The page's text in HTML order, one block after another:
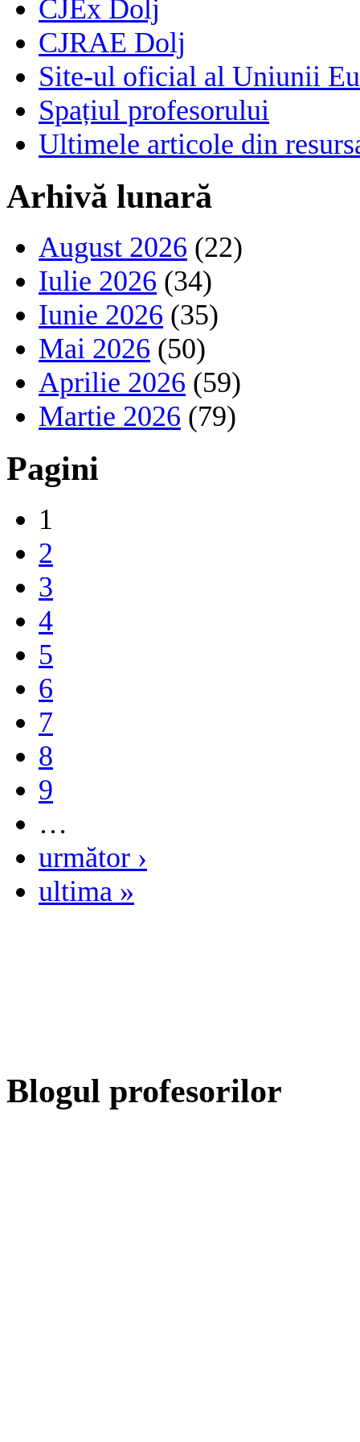
CJEx Dolj
CJRAE Dolj
Site-ul oficial al Uniunii
Spațiul profesorului
Ultimele articole din
Arhivă lunară
August 2026 (22)
Iulie 2026 (34)
Iunie 2026 (35)
Mai 2026 (50)
Aprilie 2026 (59)
Martie 2026 (79)
Pagini
1
2
3
4
5
6
7
8
9
…
următor ›
ultima »
Blogul profesorilor